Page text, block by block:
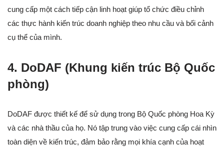
cung cấp một cách tiếp cận linh hoạt giúp tổ chức điều chỉnh
các thực hành kiến trúc doanh nghiệp theo nhu cầu và bối cảnh
cụ thể của mình.
4. DoDAF (Khung kiến trúc Bộ Quốc
phòng)
DoDAF được thiết kế để sử dụng trong Bộ Quốc phòng Hoa Kỳ
và các nhà thầu của họ. Nó tập trung vào việc cung cấp cái nhìn
toàn diện về kiến trúc, đảm bảo rằng mọi khía cạnh của hoạt